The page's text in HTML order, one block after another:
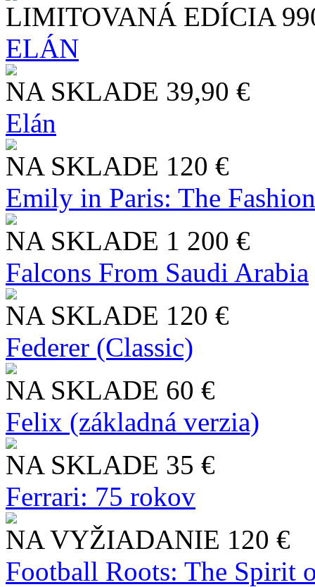
LIMITOVANÁ EDÍCIA
ELÁN
NA SKLADE 39,90 €
Elán
NA SKLADE 120 €
Emily in Paris: The
NA SKLADE 1 200 €
Falcons From Saudi Arabia
NA SKLADE 120 €
Federer (Classic)
NA SKLADE 60 €
Felix (základná verzia)
NA SKLADE 35 €
Ferrari: 75 rokov
NA VYŽIADANIE 120 €
Football Roots: The Spirit